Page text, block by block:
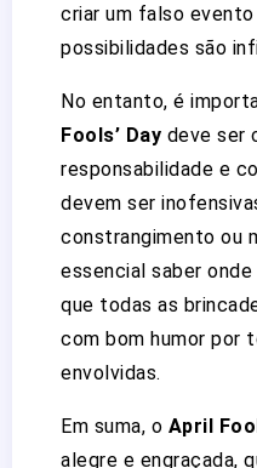
criar um falso evento
possibilidades são
No entanto, é
Fools’ Day deve ser
responsabilidade e
devem ser
constrangimento ou
essencial saber
que todas as
com bom humor por
envolvidas.
Em suma, o April
alegre e engraçada,